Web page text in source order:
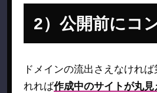
公開前にコ
ドメインの流出さえなけれ
れれば作成中のサイトが丸見